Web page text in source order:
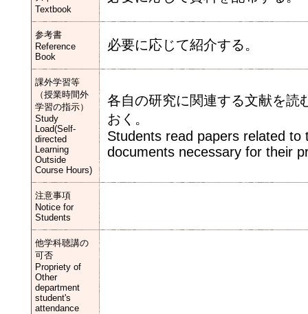
Textbook
参考書
Reference
Book
必要に応じて紹介する。
課外学習等
（授業時間外
学習の指示）
Study
Load(Self-
directed
Learning
Outside
Course Hours)
各自の研究に関連する文献を読
おく。
Students read papers related
documents necessary for their
注意事項
Notice for
Students
他学科聴講の
可否
Propriety of
Other
department
student's
attendance